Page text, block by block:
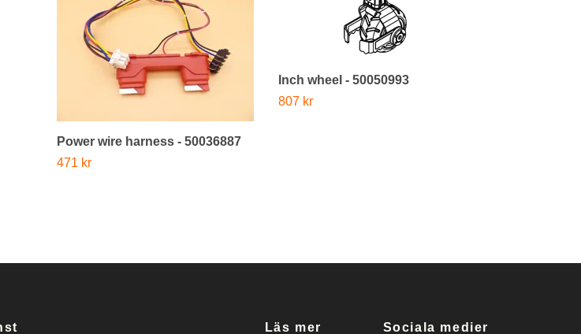
Power wire harness - 50036887
471 kr
Inch wheel - 50050993
807 kr
Läs mer Sociala medier